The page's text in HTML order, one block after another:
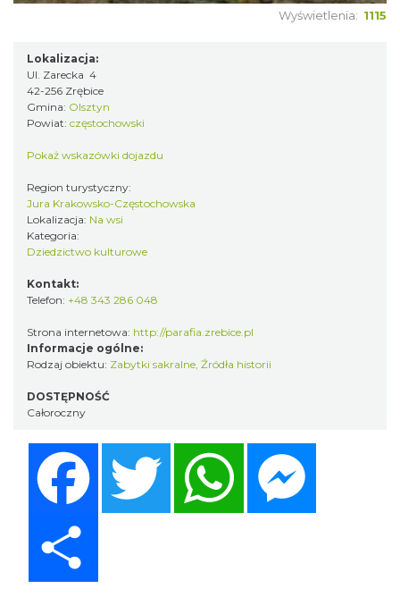
Wyświetlenia: 1115
Lokalizacja:
Ul. Zarecka 4
42-256 Zrębice
Gmina: Olsztyn
Powiat: częstochowski
Pokaż wskazówki dojazdu
Region turystyczny:
Jura Krakowsko-Częstochowska
Lokalizacja: Na wsi
Kategoria:
Dziedzictwo kulturowe
Kontakt:
Telefon: +48 343 286 048
Strona internetowa: http://parafia.zrebice.pl
Informacje ogólne:
Rodzaj obiektu: Zabytki sakralne, Źródła historii
DOSTĘPNOŚĆ
Całoroczny
Twitter WhatsApp